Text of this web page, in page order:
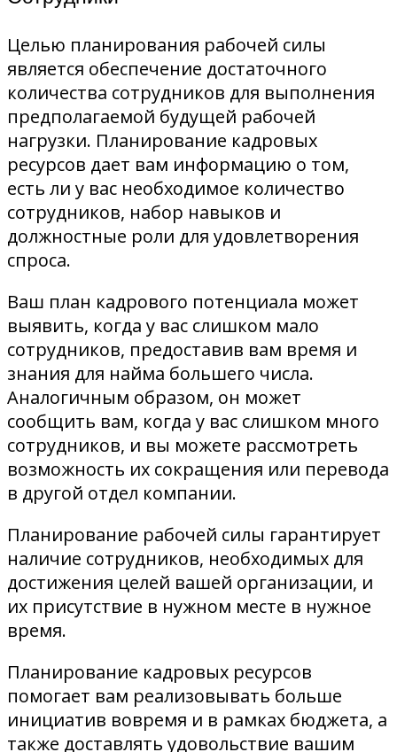
Целью планирования рабочей силы
является обеспечение достаточного
количества сотрудников для выполнения
предполагаемой будущей рабочей
нагрузки. Планирование кадровых
ресурсов дает вам информацию о том,
есть ли у вас необходимое количество
сотрудников, набор навыков и
должностные роли для удовлетворения
спроса.
Ваш план кадрового потенциала может
выявить, когда у вас слишком мало
сотрудников, предоставив вам время и
знания для найма большего числа.
Аналогичным образом, он может
сообщить вам, когда у вас слишком много
сотрудников, и вы можете рассмотреть
возможность их сокращения или перевода
в другой отдел компании.
Планирование рабочей силы гарантирует
наличие сотрудников, необходимых для
достижения целей вашей организации, и
их присутствие в нужном месте в нужное
время.
Планирование кадровых ресурсов
помогает вам реализовывать больше
инициатив вовремя и в рамках бюджета, а
также доставлять удовольствие вашим